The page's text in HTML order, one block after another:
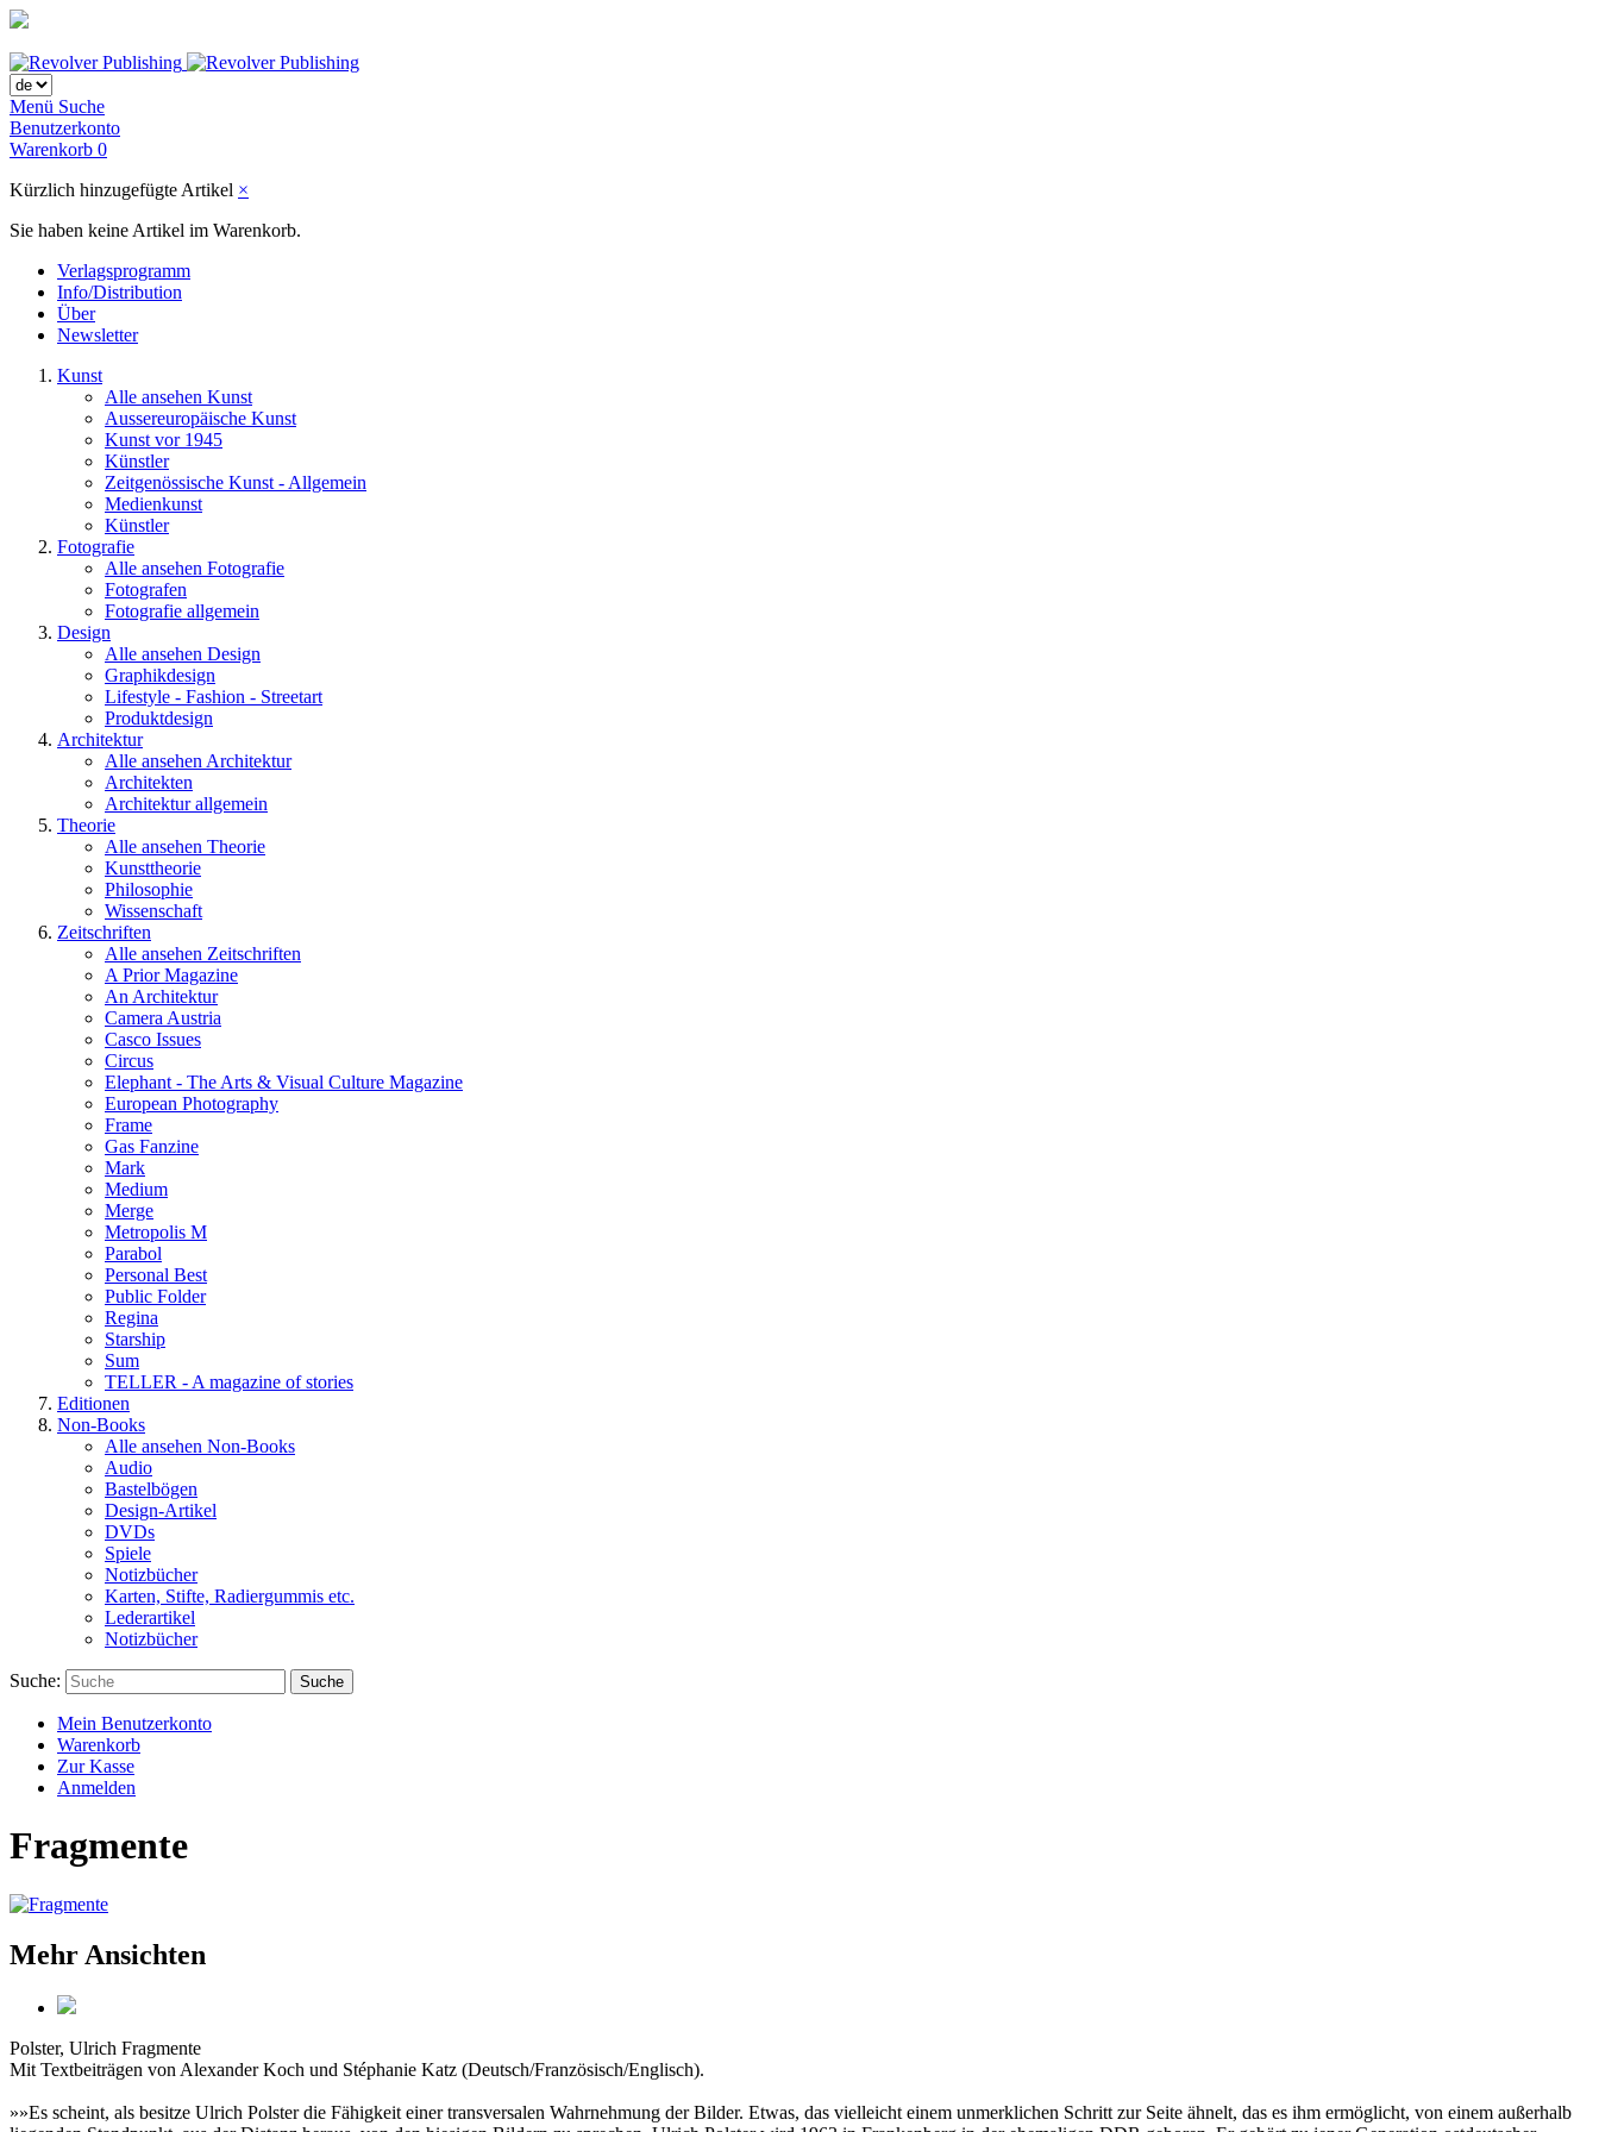
Menü Suche
Benutzerkonto
Warenkorb 0
Kürzlich hinzugefügte Artikel ×
Sie haben keine Artikel im Warenkorb.
Verlagsprogramm
Info/Distribution
Über
Newsletter
Kunst
Alle ansehen Kunst
Aussereuropäische Kunst
Kunst vor 1945
Künstler
Zeitgenössische Kunst - Allgemein
Medienkunst
Künstler
Fotografie
Alle ansehen Fotografie
Fotografen
Fotografie allgemein
Design
Alle ansehen Design
Graphikdesign
Lifestyle - Fashion - Streetart
Produktdesign
Architektur
Alle ansehen Architektur
Architekten
Architektur allgemein
Theorie
Alle ansehen Theorie
Kunsttheorie
Philosophie
Wissenschaft
Zeitschriften
Alle ansehen Zeitschriften
A Prior Magazine
An Architektur
Camera Austria
Casco Issues
Circus
Elephant - The Arts & Visual Culture Magazine
European Photography
Frame
Gas Fanzine
Mark
Medium
Merge
Metropolis M
Parabol
Personal Best
Public Folder
Regina
Starship
Sum
TELLER - A magazine of stories
Editionen
Non-Books
Alle ansehen Non-Books
Audio
Bastelbögen
Design-Artikel
DVDs
Spiele
Notizbücher
Karten, Stifte, Radiergummis etc.
Lederartikel
Notizbücher
Suche: Suche
Mein Benutzerkonto
Warenkorb
Zur Kasse
Anmelden
Fragmente
Mehr Ansichten
Polster, Ulrich Fragmente
Mit Textbeiträgen von Alexander Koch und Stéphanie Katz (Deutsch/Französisch/Englisch).
»»Es scheint, als besitze Ulrich Polster die Fähigkeit einer transversalen Wahrnehmung der Bilder. Etwas, das vielleicht einem unmerklichen Schritt zur Seite ähnelt, das es ihm ermöglicht, von einem außerhalb